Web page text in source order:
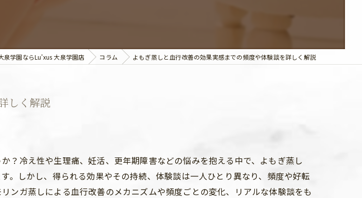
泉学園ならLu’xus 大泉学園店 コラム よもぎ蒸しと血行改善の効果実感までの頻度や体験談を詳しく解説
しく解説
？冷え性や生理痛、妊活、更年期障害などの悩みを抱える中で、よもぎ蒸し
。しかし、得られる効果やその持続、体験談は一人ひとり異なり、頻度や好転
ンガ蒸しによる血行改善のメカニズムや頻度ごとの変化、リアルな体験談をも